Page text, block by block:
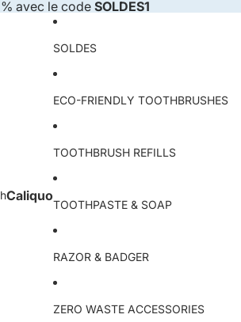
avec le code SOLDES1
Caliquo
SOLDES
ECO-FRIENDLY TOOTHBRUSHES
TOOTHBRUSH REFILLS
TOOTHPASTE & SOAP
RAZOR & BADGER
ZERO WASTE ACCESSORIES